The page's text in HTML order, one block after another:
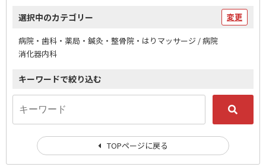
選択中のカテゴリー 変更
病院・歯科・薬局・鍼灸・整骨院・はりマッサージ / 病院
消化器内科
キーワードで絞り込む
TOPページに戻る